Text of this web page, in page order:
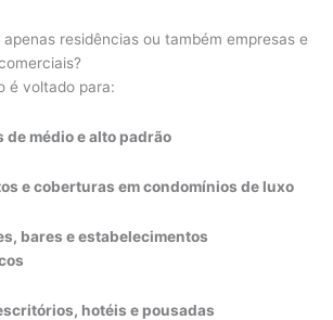
residências ou também empresas e
é voltado para:
de médio e alto padrão
e coberturas em condomínios de luxo
bares e estabelecimentos
hotéis e pousadas